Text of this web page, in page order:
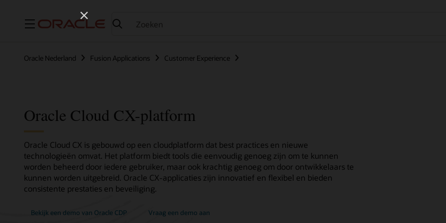
Menu
Oracle Nederland Fusion Applications Customer Experience
Oracle Cloud CX-platform
Oracle Cloud CX is gebouwd op een cloudplatform dat best practices en nieuwe
technologieën omvat. Het platform biedt tools die eenvoudig genoeg zijn om te kunnen
worden beheerd door iedere gebruiker, maar ook krachtig genoeg om door ontwikkelaars te
kunnen worden uitgebreid. Oracle CX-applicaties zijn innovatief en flexibel en bieden
consistente prestaties en beveiliging.
Bekijk een demo van Oracle CDP Vraag een demo aan